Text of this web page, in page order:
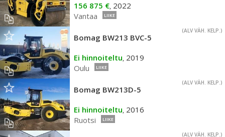
156 875 €, 2022
Vantaa
LIIKE
(ALV VÄH. KELP.)
Bomag BW213 BVC-5
Ei hinnoiteltu, 2019
Oulu
LIIKE
(ALV VÄH. KELP.)
Bomag BW213D-5
Ei hinnoiteltu, 2016
Ruotsi
LIIKE
(ALV VÄH. KELP.)